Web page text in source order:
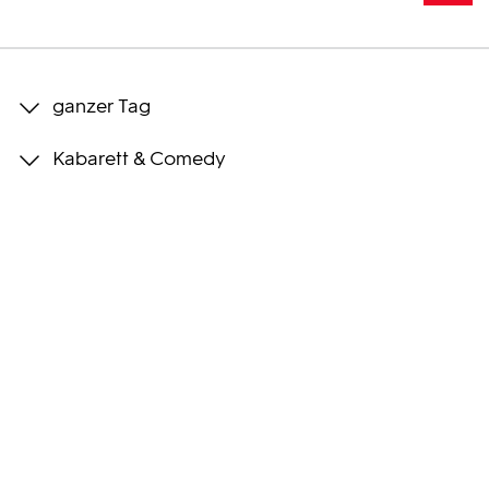
Bilder
ganzer Tag
Kabarett & Comedy